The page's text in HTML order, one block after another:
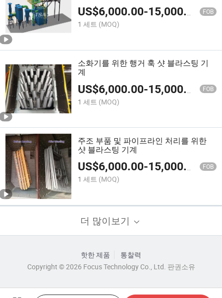
US$6,000.00-15,000.00 FOB
1 세트 (MOQ)
소화기를 위한 행거 훅 샷 블라스팅 기
계
US$6,000.00-15,000.00 FOB
1 세트 (MOQ)
주조 부품 및 파이프라인 처리를 위한
샷 블라스팅 기계
US$6,000.00-15,000.00 FOB
1 세트 (MOQ)
더 많이보기
핫한 제품
통찰력
Copyright © 2026 Focus Technology Co., Ltd. 판권소유